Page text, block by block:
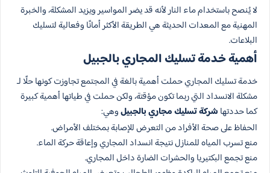
لا يُنصح باستخدام ماء النار لأنه قد يضر المواسير ويزيد المشكلة، والخبرة
المهنية مع المعدات الحديثة هي الطريقة الأكثر أمانًا وفعالية لتسليك
البلاعات.
أهمية خدمة تسليك المجاري بالجبيل
خدمة تسليك المجاري حملت أهمية بالغة في المجتمع تجاوزت كونها حلًا لـ
مشكلة الانسداد التي ربما تكون مؤقتة، ولكن حملت في طياتها أهمية كبيرة
كما حددتها شركة تسليك مجاري بالجبيلوهي:
الحفاظ على صحة الأفراد من التعرض للإصابة بمختلف الأمراض.
منع تسرب المياه للمنازل نتيجة انسداد المجاري وإعاقة حركة الماء.
منع تجمع البكتيريا والحشرات الضارة داخل المجاري.